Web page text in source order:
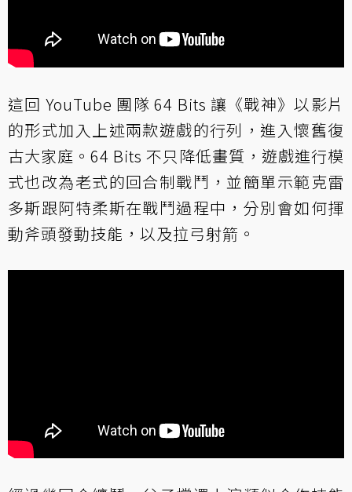
這回 YouTube 團隊 64 Bits 讓《戰神》以影片
的形式加入上述兩款遊戲的行列，進入懷舊復
古大家庭。64 Bits 不只降低畫質，遊戲進行模
式也改為老式的回合制戰鬥，並簡單示範克雷
多斯跟阿特柔斯在戰鬥過程中，分別會如何揮
動斧頭發動技能，以及拉弓射箭。